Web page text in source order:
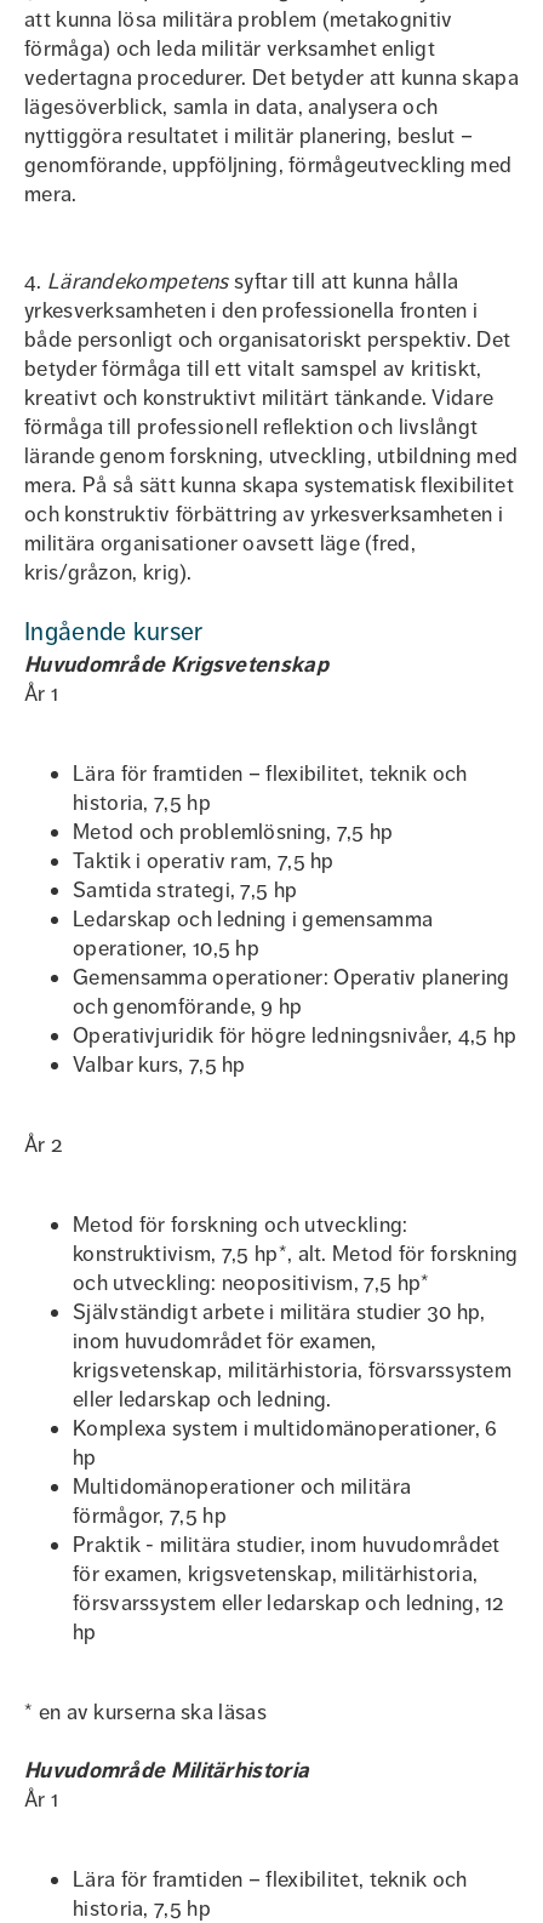
att kunna lösa militära problem (metakognitiv
förmåga) och leda militär verksamhet enligt
vedertagna procedurer. Det betyder att kunna skapa
lägesöverblick, samla in data, analysera och
nyttiggöra resultatet i militär planering, beslut –
genomförande, uppföljning, förmågeutveckling med
mera.
4. Lärandekompetenssyftar till att kunna hålla
yrkesverksamheten i den professionella fronten i
både personligt och organisatoriskt perspektiv. Det
betyder förmåga till ett vitalt samspel av kritiskt,
kreativt och konstruktivt militärt tänkande. Vidare
förmåga till professionell reflektion och livslångt
lärande genom forskning, utveckling, utbildning med
mera. På så sätt kunna skapa systematisk flexibilitet
och konstruktiv förbättring av yrkesverksamheten i
militära organisationer oavsett läge (fred,
kris/gråzon, krig).
Ingående kurser
Huvudområde Krigsvetenskap
År 1
Lära för framtiden – flexibilitet, teknik och
historia, 7,5 hp
Metod och problemlösning, 7,5 hp
Taktik i operativ ram, 7,5 hp
Samtida strategi, 7,5 hp
Ledarskap och ledning i gemensamma
operationer, 10,5 hp
Gemensamma operationer: Operativ planering
och genomförande, 9 hp
Operativjuridik för högre ledningsnivåer, 4,5 hp
Valbar kurs, 7,5 hp
År 2
Metod för forskning och utveckling:
konstruktivism, 7,5 hp*, alt. Metod för forskning
och utveckling: neopositivism, 7,5 hp*
Självständigt arbete i militära studier 30 hp,
inom huvudområdet för examen,
krigsvetenskap, militärhistoria, försvarssystem
eller ledarskap och ledning.
Komplexa system i multidomänoperationer, 6
hp
Multidomänoperationer och militära
förmågor, 7,5 hp
Praktik - militära studier, inom huvudområdet
för examen, krigsvetenskap, militärhistoria,
försvarssystem eller ledarskap och ledning, 12
hp
* en av kurserna ska läsas
Huvudområde Militärhistoria
År 1
Lära för framtiden – flexibilitet, teknik och
historia, 7,5 hp